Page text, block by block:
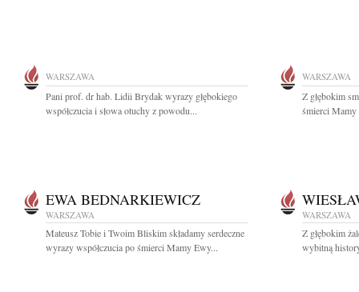
WARSZAWA
Pani prof. dr hab. Lidii Brydak wyrazy głębokiego
współczucia i słowa otuchy z powodu...
WARSZAWA
Z głębokim
śmierci
EWA BEDNARKIEWICZ
WARSZAWA
Mateusz Tobie i Twoim Bliskim składamy serdeczne
wyrazy współczucia po śmierci Mamy Ewy...
WARSZAWA
Z głębokim
wybitną